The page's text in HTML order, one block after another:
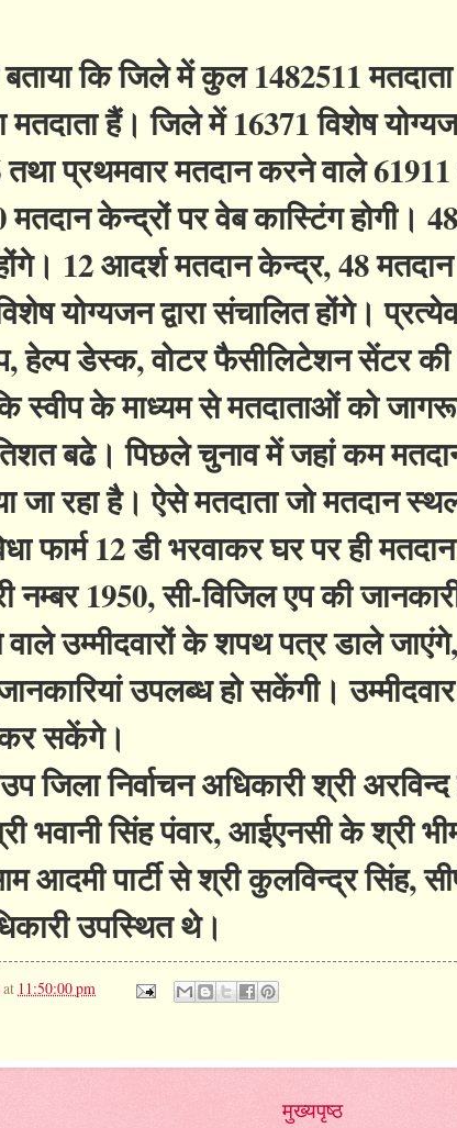
कि जिले में कुल 1482511
मतदाता हैं। जिले में 16371 विशेष
प्रथमवार मतदान करने वाले 61911
केन्द्रों पर वेब कास्टिंग होगी।
होंगे। 12 आदर्श मतदान केन्द्र, 48
योग्यजन द्वारा संचालित होंगे।
हेल्प डेस्क, वोटर फैसीलिटेशन सेंटर की
स्वीप के माध्यम से मतदाताओं को
बढे। पिछले चुनाव में जहां कम
जा रहा है। ऐसे मतदाता जो मतदान
फार्म 12 डी भरवाकर घर पर ही
नम्बर 1950, सी-विजिल एप की
उम्मीदवारों के शपथ पत्र डाले
उपलब्ध हो सकेंगी।
कर सकेंगे।
जिला निर्वाचन अधिकारी श्री
भवानी सिंह पंवार, आईएनसी के श्री
आदमी पार्टी से श्री कुलविन्द्र सिंह,
उपस्थित थे।
at 11:50:00 pm
मुख्यपृष्ठ